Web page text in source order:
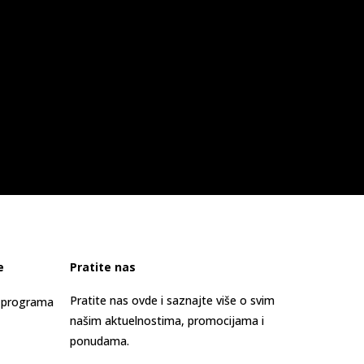
Pratite nas
Pratite nas ovde i saznajte više o svim
našim aktuelnostima, promocijama i
ponudama.